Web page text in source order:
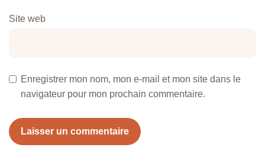
Site web
Enregistrer mon nom, mon e-mail et mon site dans le
navigateur pour mon prochain commentaire.